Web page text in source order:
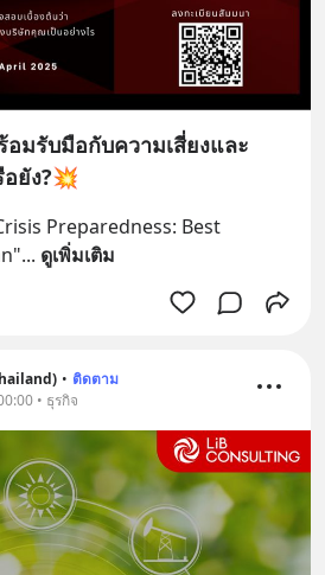
มรับมือกับความเสี่ยงและ
ยัง?💥
Preparedness: Best
... ดูเพิ่มเติม
• ติดตาม
• ธุรกิจ